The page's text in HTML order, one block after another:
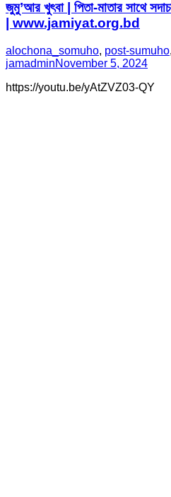
জুমু’আর খুৎবা | পিতা-মাতার সাথে
| www.jamiyat.org.bd
alochona_somuho, post-sumuho,
jamadminNovember 5, 2024
https://youtu.be/yAtZVZ03-QY